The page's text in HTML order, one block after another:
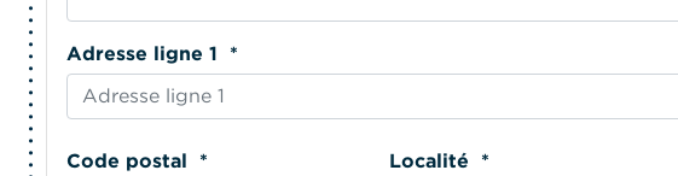
Adresse ligne 1 *
Code postal * Localité *